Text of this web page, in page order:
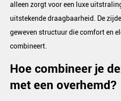
alleen zorgt voor een luxe
uitstekende draagbaarheid. De
geweven structuur die comfort en
combineert.
Hoe combineer je
met een overhemd?